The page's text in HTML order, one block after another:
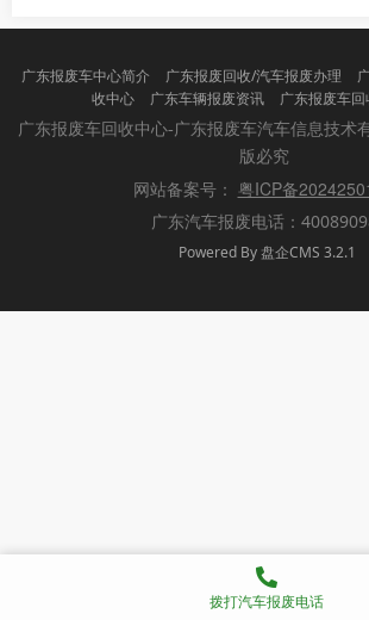
广东报废车中心简介 广东报废回收/汽车报废办理
收中心
广东车辆报废资讯 广东报废车
广东报废车回收中心-广东报废车汽车信息技术
版必究
网站备案号： 粤ICP备
广东汽车报废电话：
Powered By 盘企CMS 3.2.1
盘企CMS
拨打汽车报废电话